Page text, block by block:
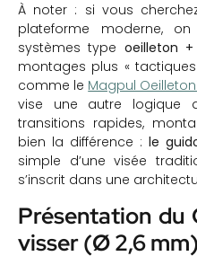
À noter : si vous
plateforme moderne,
systèmes type oeilleton
montages plus «
comme le Magpul Oeilleton
vise une autre logique
transitions rapides,
bien la différence : le
simple d’une visée
s’inscrit dans une
Présentation du
visser (Ø 2,6 mm)